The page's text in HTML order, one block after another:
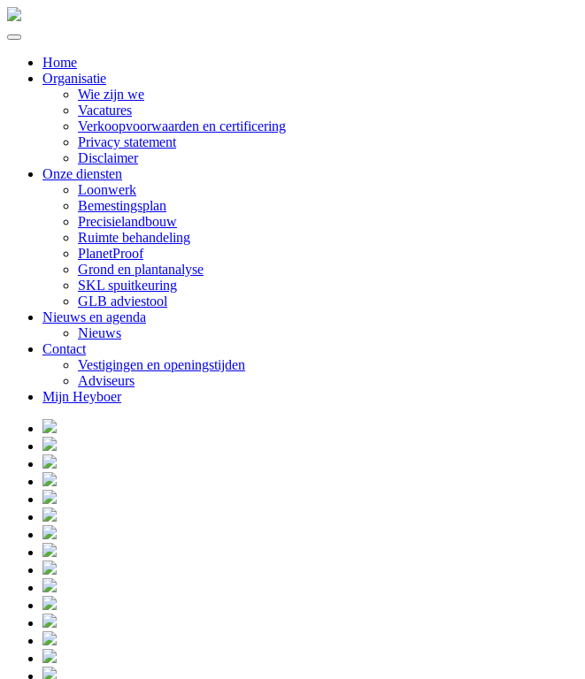
Home
Organisatie
Wie zijn we
Vacatures
Verkoopvoorwaarden en certificering
Privacy statement
Disclaimer
Onze diensten
Loonwerk
Bemestingsplan
Precisielandbouw
Ruimte behandeling
PlanetProof
Grond en plantanalyse
SKL spuitkeuring
GLB adviestool
Nieuws en agenda
Nieuws
Contact
Vestigingen en openingstijden
Adviseurs
Mijn Heyboer